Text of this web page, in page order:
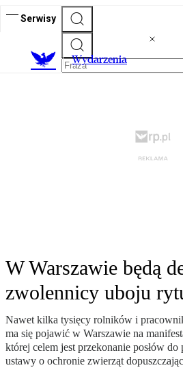
Serwisy
Wydarzenia
W Warszawie będą
zwolennicy uboju
Nawet kilka tysięcy rolników i
ma się pojawić w Warszawie na
której celem jest przekonanie posłów
ustawy o ochronie zwierząt